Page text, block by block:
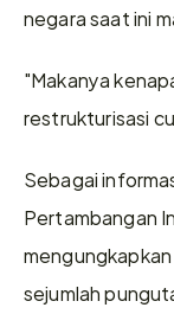
negara saat ini
"Makanya
restrukturisasi
Sebagai
Pertambangan
sejumlah